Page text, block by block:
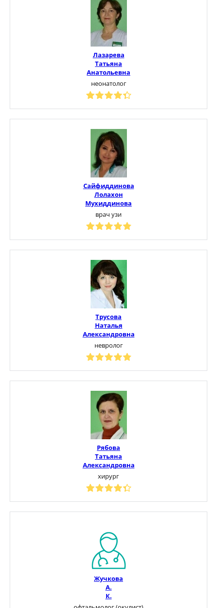
Лазарева
Татьяна
Анатольевна
неонатолог
Сайфиддинова
Лолахон
Мухиддинова
врач узи
Трусова
Наталья
Александровна
невролог
Рябова
Татьяна
Александровна
хирург
Жучкова
А.
К.